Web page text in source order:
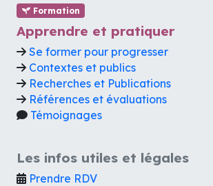
Formation
Apprendre et pratiquer
Se former pour progresser
Contextes et publics
Recherches et Publications
Références et évaluations
Témoignages
Les infos utiles et légales
Prendre RDV